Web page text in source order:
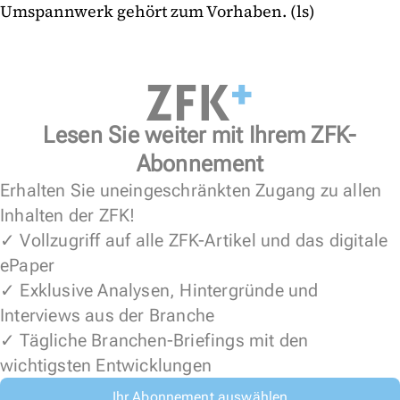
Umspannwerk gehört zum Vorhaben. (ls)
Lesen Sie weiter mit Ihrem ZFK-
Abonnement
Erhalten Sie uneingeschränkten Zugang zu allen
Inhalten der ZFK!
✓ Vollzugriff auf alle ZFK-Artikel und das digitale
ePaper
✓ Exklusive Analysen, Hintergründe und
Interviews aus der Branche
✓ Tägliche Branchen-Briefings mit den
wichtigsten Entwicklungen